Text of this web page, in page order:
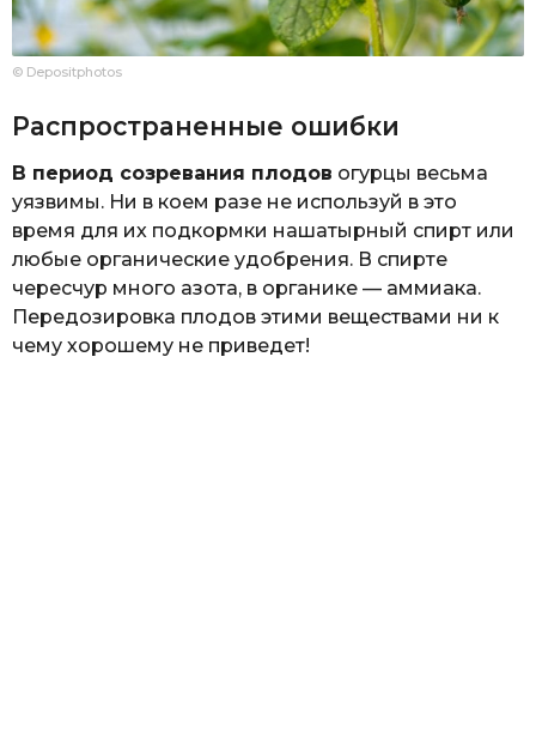
© Depositphotos
Распространенные ошибки
В период созревания плодов огурцы весьма
уязвимы. Ни в коем разе не используй в это
время для их подкормки нашатырный спирт или
любые органические удобрения. В спирте
чересчур много азота, в органике — аммиака.
Передозировка плодов этими веществами ни к
чему хорошему не приведет!